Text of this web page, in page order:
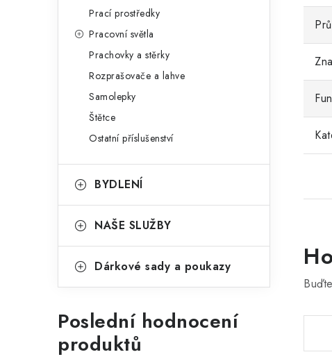
Prací prostředky
Pracovní světla
Prachovky a stěrky
Rozprašovače a lahve
Samolepky
Štětce
Ostatní příslušenství
BYDLENÍ
NAŠE SLUŽBY
Dárkové sady a poukazy
Poslední hodnocení
produktů